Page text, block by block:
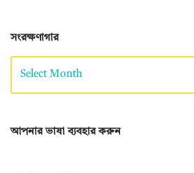
সংরক্ষণাগার
আপনার ভাষা ব্যবহার করুন